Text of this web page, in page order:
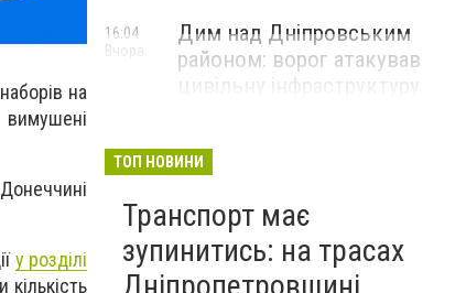
на
у розділі
Дим над Дніпровським
районом: ворог атакував
16:04
Вчора
ТОП НОВИНИ
Транспорт має
зупинитись: на трасах